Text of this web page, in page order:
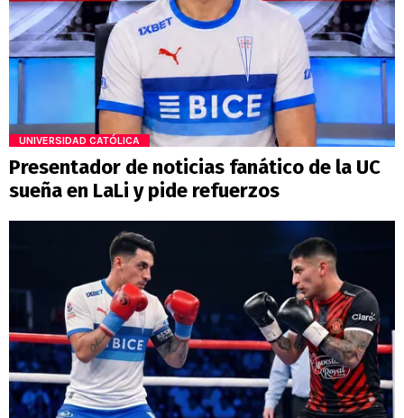
UNIVERSIDAD CATÓLICA
Presentador de noticias fanático de la UC
sueña en LaLi y pide refuerzos